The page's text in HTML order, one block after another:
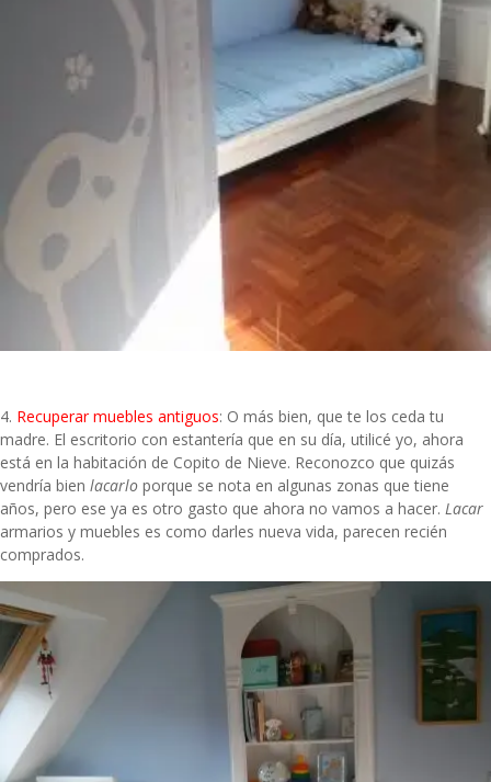
4. Recuperar muebles antiguos: O más bien, que te los ceda tu
madre. El escritorio con estantería que en su día, utilicé yo, ahora
está en la habitación de Copito de Nieve. Reconozco que quizás
vendría bien lacarlo porque se nota en algunas zonas que tiene
años, pero ese ya es otro gasto que ahora no vamos a hacer. Lacar
armarios y muebles es como darles nueva vida, parecen recién
comprados.